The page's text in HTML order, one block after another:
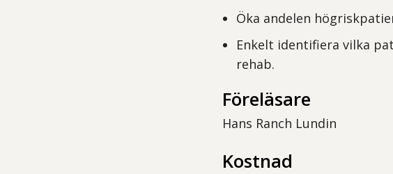
Öka andelen
Enkelt identifiera vilka
rehab.
Föreläsare
Hans Ranch Lundin
Kostnad